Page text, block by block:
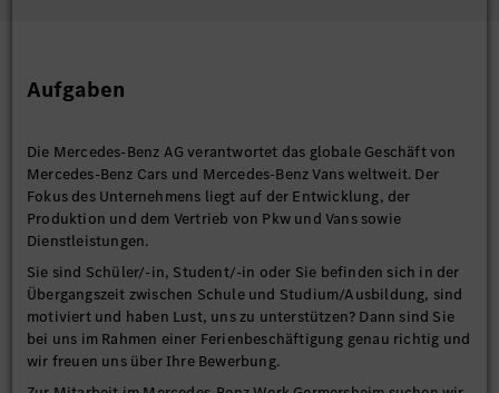
Aufgaben
Die Mercedes-Benz AG verantwortet das globale Geschäft von
Mercedes-Benz Cars und Mercedes-Benz Vans weltweit. Der
Fokus des Unternehmens liegt auf der Entwicklung, der
Produktion und dem Vertrieb von Pkw und Vans sowie
Dienstleistungen.
Sie sind Schüler/-in, Student/-in oder Sie befinden sich in der
Übergangszeit zwischen Schule und Studium/Ausbildung, sind
motiviert und haben Lust, uns zu unterstützen? Dann sind Sie
bei uns im Rahmen einer Ferienbeschäftigung genau richtig und
wir freuen uns über Ihre Bewerbung.